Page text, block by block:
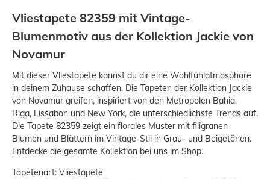
Vliestapete 82359 mit Vintage-
Blumenmotiv aus der Kollektion Jackie von
Novamur
Mit dieser Vliestapete kannst du dir eine Wohlfühlatmosphäre
in deinem Zuhause schaffen. Die Tapeten der Kollektion Jackie
von Novamur greifen, inspiriert von den Metropolen Bahia,
Riga, Lissabon und New York, die unterschiedlichste Trends auf.
Die Tapete 82359 zeigt ein florales Muster mit filigranen
Blumen und Blättern im Vintage-Stil in Grau- und Beigetönen.
Entdecke die gesamte Kollektion bei uns im Shop.
Tapetenart: Vliestapete